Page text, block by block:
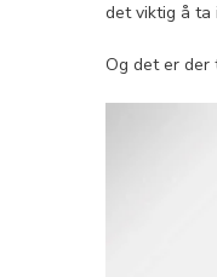
det viktig å ta
Og det er der